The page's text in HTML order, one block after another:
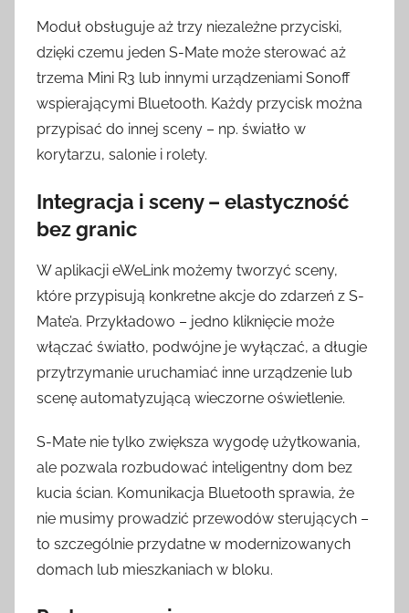
Moduł obsługuje aż trzy niezależne przyciski,
dzięki czemu jeden S-Mate może sterować aż
trzema Mini R3 lub innymi urządzeniami Sonoff
wspierającymi Bluetooth. Każdy przycisk można
przypisać do innej sceny – np. światło w
korytarzu, salonie i rolety.
Integracja i sceny – elastyczność
bez granic
W aplikacji eWeLink możemy tworzyć sceny,
które przypisują konkretne akcje do zdarzeń z S-
Mate’a. Przykładowo – jedno kliknięcie może
włączać światło, podwójne je wyłączać, a długie
przytrzymanie uruchamiać inne urządzenie lub
scenę automatyzującą wieczorne oświetlenie.
S-Mate nie tylko zwiększa wygodę użytkowania,
ale pozwala rozbudować inteligentny dom bez
kucia ścian. Komunikacja Bluetooth sprawia, że
nie musimy prowadzić przewodów sterujących –
to szczególnie przydatne w modernizowanych
domach lub mieszkaniach w bloku.